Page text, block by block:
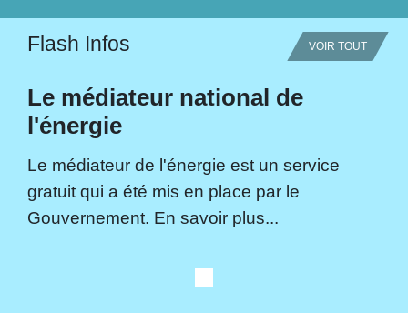
Flash Infos VOIR TOUT
Le médiateur national de
l'énergie
Le médiateur de l'énergie est un service
gratuit qui a été mis en place par le
Gouvernement. En savoir plus...